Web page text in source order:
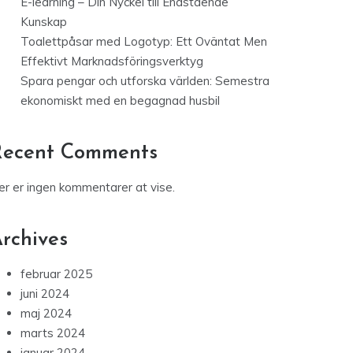
Kunskap
Toalettpåsar med Logotyp: Ett Oväntat Men
Effektivt Marknadsföringsverktyg
Spara pengar och utforska världen: Semestra
ekonomiskt med en begagnad husbil
Comments
er ingen kommentarer at vise.
februar 2025
juni 2024
maj 2024
marts 2024